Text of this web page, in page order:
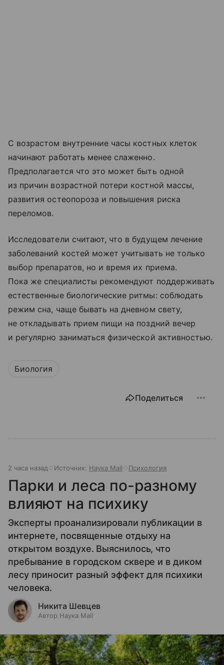
С возрастом внутренние часы костных клеток
начинают работать менее слаженно.
Предполагается что это может быть одной
из причин возрастной потери костной массы,
развития остеопороза и повышения риска
переломов.
Исследователи считают, что в будущем лечение
заболеваний костей может учитывать не только
выбор препаратов, но и время их приема.
Пока же специалисты рекомендуют поддерживать
естественные биологические ритмы: соблюдать
режим сна, чаще бывать на дневном свету,
не откладывать прием пищи на поздний вечер
и регулярно заниматься физической активностью.
Биология
Поделиться
2 часа назад Источник: Наука Mail Психология
Парки и леса по-разному
влияют на психику
Эксперты проанализировали публикации в
интернете, посвященные отдыху на
открытом воздухе. Выяснилось, что
пребывание в городском сквере и в диком
лесу приносит разный эффект для психики
человека.
Никита Шевцев
Автор Наука Mail